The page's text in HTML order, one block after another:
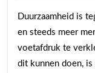
Stap
naar
een
Duurzaamheid is
en steeds meer
voetafdruk te
dit kunnen doen,